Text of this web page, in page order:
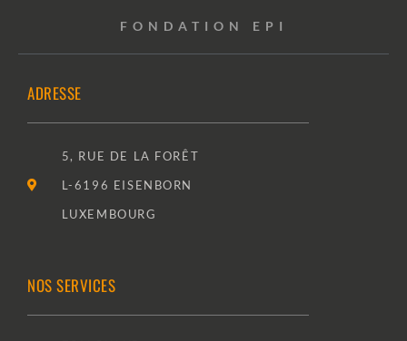
FONDATION EPI
ADRESSE
5, RUE DE LA FORÊT
L-6196 EISENBORN
LUXEMBOURG
NOS SERVICES